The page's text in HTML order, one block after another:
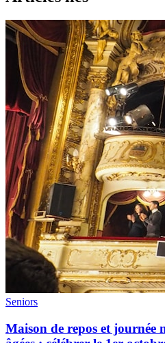
Seniors
Maison de repos et journée